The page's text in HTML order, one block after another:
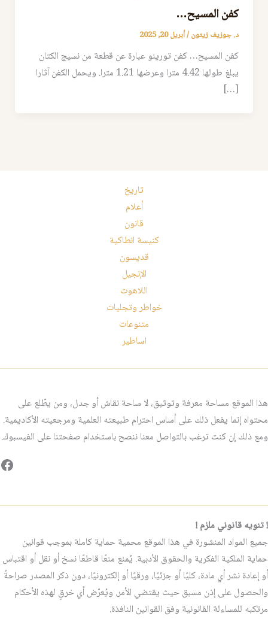
كفن المسيح…
د. جوزيف زيتون/أبريل 20, 2025
كفن المسيح… كفن تورينو عبارة عن قطعة من نسيج الكتان
يبلغ طولها 4.42 مترا وعرضها 1.21 مترا. ويحمل الكفن آثارا
[…]
تاريخ
أعلام
قانون
كنيسة انطاكية
قديسون
الإنجيل
اللاهوت
خواطر وتجليات
متنوعات
اساطير
هذا الموقع مساحة معرفة وتوثيق، لا ساحة نقاش أو جدل، ومن يطّلع على
محتواه إنما يفعل ذلك على أساس احترام طبيعته العلمية ومرجعيته الأكاديمية.
ومع ذلك إن كنت ترغب بالتواصل معنا ننصح باستخدام صفحتنا على الفيسبوك.
! تنويه قانوني ملزم !
جميع المواد المنشورة في هذا الموقع محمية حماية كاملة بموجب قوانين
حماية الملكية الفكرية والحقوق الأدبية. يُمنع منعًا قاطعًا نسخ أو نقل أو اقتباس
أو إعادة نشر أي مادة، كليًا أو جزئيًا، ورقيًا أو إلكترونيًا، دون ذكر المصدر صراحةً
والحصول على إذن مسبق حيث يقتضي الأمر. ويُعرّض أي خرقٍ لهذه الأحكام
مرتكبه للمساءلة القانونية وفق القوانين النافذة.